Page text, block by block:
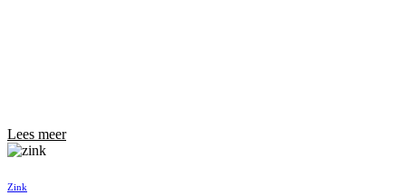
Lees meer
Zink